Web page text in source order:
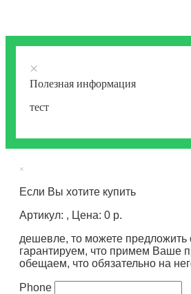
×
Полезная информация
тест
×
Если Вы хотите купить
Артикул: , Цена: 0 р.
дешевле, то можете
гарантируем, что примем Ваше
обещаем, что обязательно на
Phone